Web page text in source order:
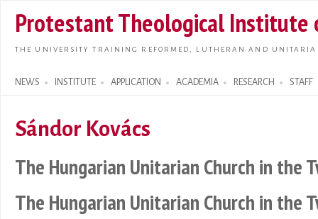
main
Protestant Theological Institute
THE UNIVERSITY TRAINING REFORMED, LUTHERAN AND
NEWS INSTITUTE APPLICATION ACADEMIA RESEARCH STAFF
Search form
Sándor Kovács
The Hungarian Unitarian Church in the
The Hungarian Unitarian Church in the